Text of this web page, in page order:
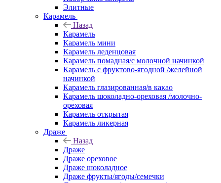
Элитные
Карамель
Назад
Карамель
Карамель мини
Карамель леденцовая
Карамель помадная/с молочной начинкой
Карамель с фруктово-ягодной /желейной
начинкой
Карамель глазированная/в какао
Карамель шоколадно-ореховая /молочно-
ореховая
Карамель открытая
Карамель ликерная
Драже
Назад
Драже
Драже ореховое
Драже шоколадное
Драже фрукты/ягоды/семечки